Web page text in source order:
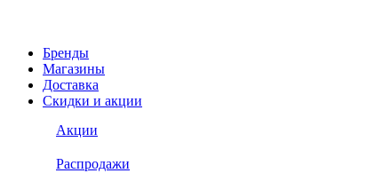
Бренды
Магазины
Доставка
Скидки и акции
Акции
Распродажи